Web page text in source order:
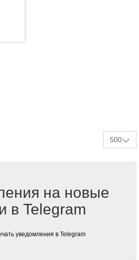
500
на новые
в Telegram
уведомления в Telegram